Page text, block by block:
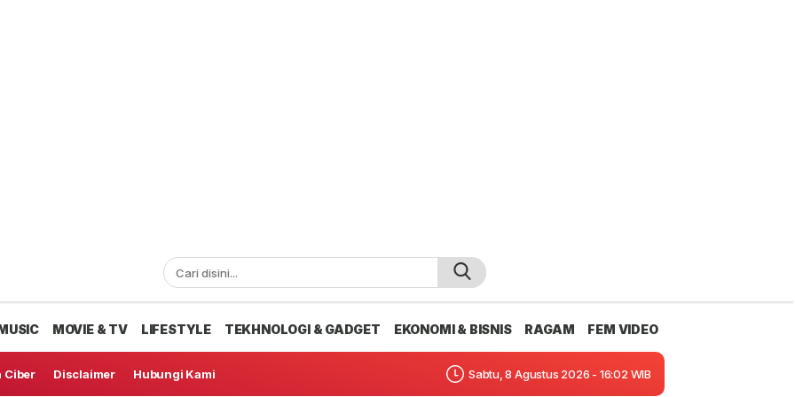
MOVIE & TV LIFESTYLE TEKHNOLOGI & GADGET EKONOMI & BISNIS RAGAM FEM VIDEO
Ciber Disclaimer Hubungi Kami Sabtu, 8 Agustus 2026 - 16:02 WIB